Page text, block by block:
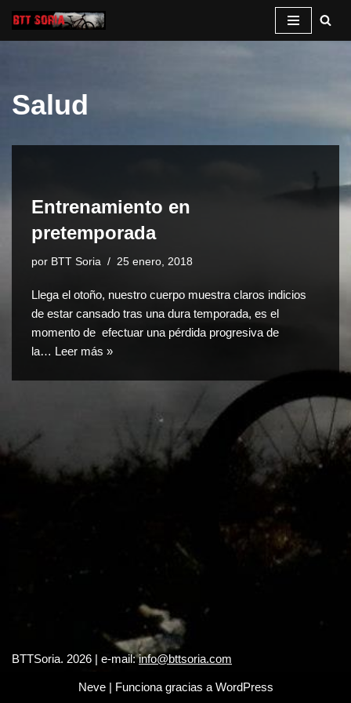
Saltar
Salud
Entrenamiento en
pretemporada
por BTT Soria 25 enero, 2018
Llega el otoño, nuestro cuerpo muestra claros indicios
de estar cansado tras una dura temporada, es el
momento de efectuar una pérdida progresiva de
la… Leer más »
BTTSoria. 2026 | e-mail:info@bttsoria.com
Neve| Funciona gracias a WordPress